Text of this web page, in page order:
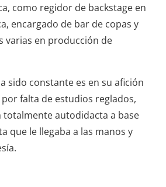
como regidor de backstage en
encargado de bar de copas y
varias en producción de
sido constante es en su afición
falta de estudios reglados,
autodidacta a base
que le llegaba a las manos y